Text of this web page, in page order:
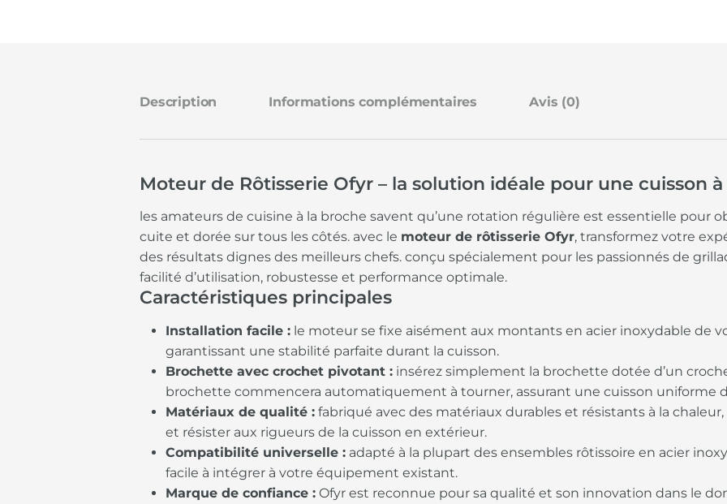
Description Informations complémentaires Avis (0)
Moteur de Rôtisserie Ofyr – la solution idéale pour une cuisson
les amateurs de cuisine à la broche savent qu’une rotation régulière est essentielle pour
cuite et dorée sur tous les côtés. avec le moteur de rôtisserie Ofyr, transformez votre
des résultats dignes des meilleurs chefs. conçu spécialement pour les passionnés de
facilité d’utilisation, robustesse et performance optimale.
Caractéristiques principales
Installation facile : le moteur se fixe aisément aux montants en acier inoxydable de
garantissant une stabilité parfaite durant la cuisson.
Brochette avec crochet pivotant : insérez simplement la brochette dotée d’un
brochette commencera automatiquement à tourner, assurant une cuisson uniforme
Matériaux de qualité : fabriqué avec des matériaux durables et résistants à la
et résister aux rigueurs de la cuisson en extérieur.
Compatibilité universelle : adapté à la plupart des ensembles rôtissoire en acier
facile à intégrer à votre équipement existant.
Marque de confiance : Ofyr est reconnue pour sa qualité et son innovation dans le